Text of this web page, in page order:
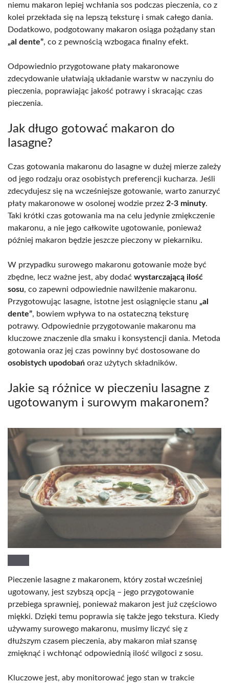
niemu makaron lepiej wchłania sos podczas pieczenia, co z
kolei przekłada się na lepszą teksturę i smak całego dania.
Dodatkowo, podgotowany makaron osiąga pożądany stan
„al dente”, co z pewnością wzbogaca finalny efekt.
Odpowiednio przygotowane płaty makaronowe
zdecydowanie ułatwiają układanie warstw w naczyniu do
pieczenia, poprawiając jakość potrawy i skracając czas
pieczenia.
Jak długo gotować makaron do
lasagne?
Czas gotowania makaronu do lasagne w dużej mierze zależy
od jego rodzaju oraz osobistych preferencji kucharza. Jeśli
zdecydujesz się na wcześniejsze gotowanie, warto zanurzyć
płaty makaronowe w osolonej wodzie przez 2-3 minuty.
Taki krótki czas gotowania ma na celu jedynie zmiękczenie
makaronu, a nie jego całkowite ugotowanie, ponieważ
później makaron będzie jeszcze pieczony w piekarniku.
W przypadku surowego makaronu gotowanie może być
zbędne, lecz ważne jest, aby dodać wystarczającą ilość
sosu, co zapewni odpowiednie nawilżenie makaronu.
Przygotowując lasagne, istotne jest osiągnięcie stanu „al
dente”, bowiem wpływa to na ostateczną teksturę
potrawy. Odpowiednie przygotowanie makaronu ma
kluczowe znaczenie dla smaku i konsystencji dania. Metoda
gotowania oraz jej czas powinny być dostosowane do
osobistych upodobań oraz użytych składników.
Jakie są różnice w pieczeniu lasagne z
ugotowanym i surowym makaronem?
Pieczenie lasagne z makaronem, który został wcześniej
ugotowany, jest szybszą opcją – jego przygotowanie
przebiega sprawniej, ponieważ makaron jest już częściowo
miękki. Dzięki temu poprawia się także jego tekstura. Kiedy
używamy surowego makaronu, musimy liczyć się z
dłuższym czasem pieczenia, aby makaron miał szansę
zmięknąć i wchłonąć odpowiednią ilość wilgoci z sosu.
Kluczowe jest, aby monitorować jego stan w trakcie